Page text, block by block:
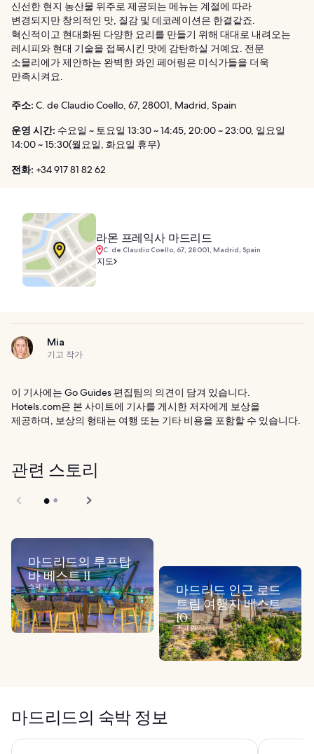
신선한 현지 농산물 위주로 제공되는 메뉴는 계절에 따라
변경되지만 창의적인 맛, 질감 및 데코레이션은 한결같죠.
혁신적이고 현대화된 다양한 요리를 만들기 위해 대대로 내려오는
레시피와 현대 기술을 접목시킨 맛에 감탄하실 거예요. 전문
소믈리에가 제안하는 완벽한 와인 페어링은 미식가들을 더욱
만족시켜요.
주소: C. de Claudio Coello, 67, 28001, Madrid, Spain
운영 시간: 수요일 ~ 토요일 13:30 ~ 14:45, 20:00 ~ 23:00, 일요일
14:00 ~ 15:30(월요일, 화요일 휴무)
전화: +34 917 81 82 62
라몬 프레익사 마드리드
C. de Claudio Coello, 67, 28001, Madrid, Spain
지도
Mia
기고 작가
이 기사에는 Go Guides 편집팀의 의견이 담겨 있습니다.
Hotels.com은 본 사이트에 기사를 게시한 저자에게 보상을
제공하며, 보상의 형태는 여행 또는 기타 비용을 포함할 수 있습니다.
관련 스토리
마드리드의 루프탑
바 베스트 11
스페인
마드리드 인근 로드
트립 여행지 베스트
10
스페인
마드리드의 숙박 정보
호텔101- 마드리드 호텔 리우